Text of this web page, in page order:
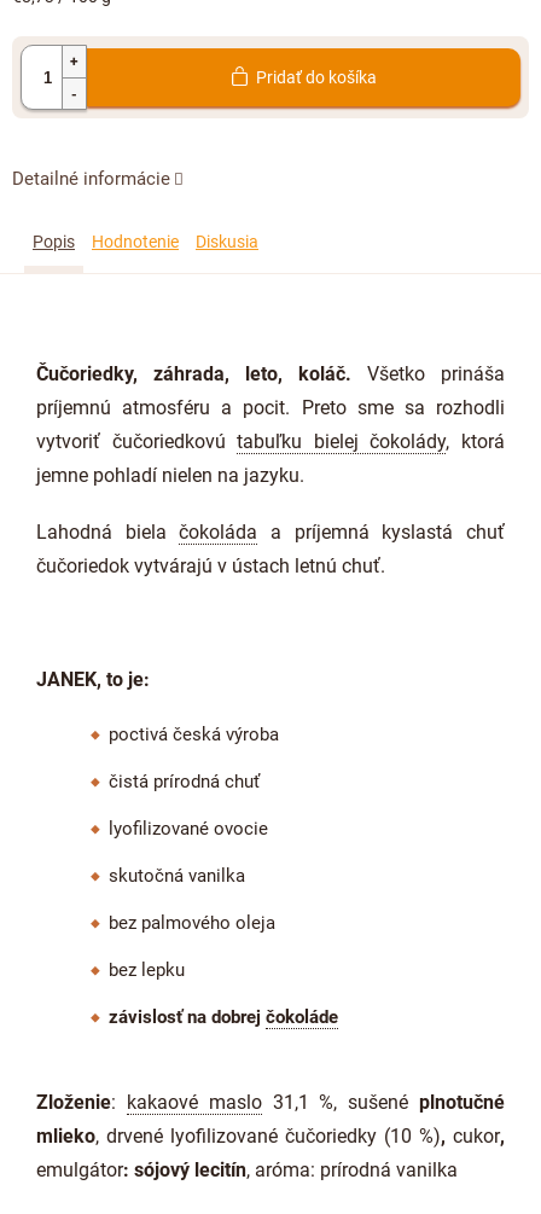
Pridať do košíka
Detailné informácie
Popis Hodnotenie Diskusia
Čučoriedky, záhrada, leto, koláč. Všetko prináša
príjemnú atmosféru a pocit. Preto sme sa rozhodli
vytvoriť čučoriedkovútabuľku bielej čokolády, ktorá
jemne pohladí nielen na jazyku.
Lahodná bielačokoláda a príjemná kyslastá chuť
čučoriedok vytvárajú v ústach letnú chuť.
JANEK, to je:
poctivá česká výroba
čistá prírodná chuť
lyofilizované ovocie
skutočná vanilka
bez palmového oleja
bez lepku
závislosť na dobrej čokoláde
Zloženie: kakaové maslo31,1 %, sušené plnotučné
mlieko, drvené lyofilizované čučoriedky (10 %), cukor,
emulgátor: sójový lecitín, aróma: prírodná vanilka